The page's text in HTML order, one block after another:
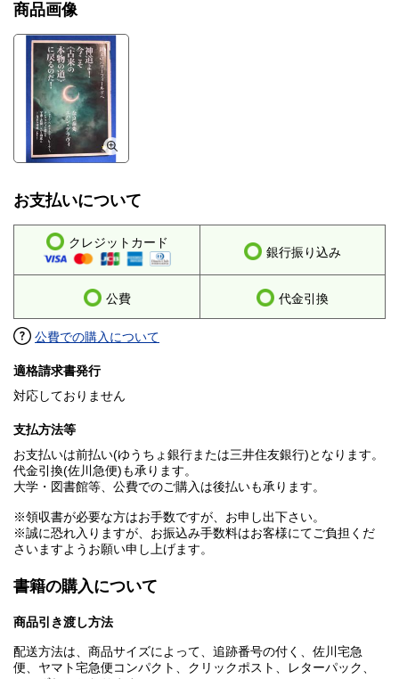
商品画像
お支払いについて
クレジットカード
銀行振り込み
公費 代金引換
公費での購入について
適格請求書発行
対応しておりません
支払方法等
お支払いは前払い(ゆうちょ銀行または三井住友銀行)となります。
代金引換(佐川急便)も承ります。
大学・図書館等、公費でのご購入は後払いも承ります。
※領収書が必要な方はお手数ですが、お申し出下さい。
※誠に恐れ入りますが、お振込み手数料はお客様にてご負担くだ
さいますようお願い申し上げます。
書籍の購入について
商品引き渡し方法
配送方法は、商品サイズによって、追跡番号の付く、佐川宅急
便、ヤマト宅急便コンパクト、クリックポスト、レターパック、